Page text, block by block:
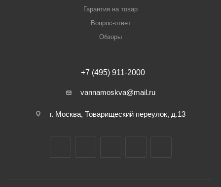
Гарантия на товар
Вопрос-ответ
Обзоры
+7 (495) 911-2000
vannamoskva@mail.ru
г. Москва, Товарищеский переулок, д.13